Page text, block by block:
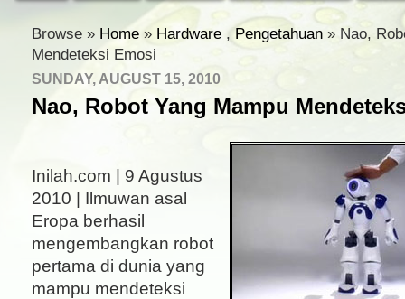
Browse » Home » Hardware , Pengetahuan » Nao,
Mendeteksi Emosi
SUNDAY, AUGUST 15, 2010
Nao, Robot Yang Mampu
Inilah.com | 9 Agustus
2010 | Ilmuwan asal
Eropa berhasil
mengembangkan robot
pertama di dunia yang
mampu mendeteksi